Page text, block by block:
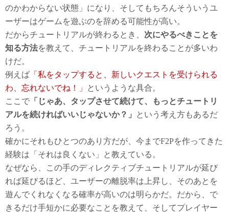
のかわからない状態」になり、そしてもちろんそういうユ
ーザーはゲームを遊ぶのを辞める可能性が高い。
だからチュートリアルが終わるとき、 次にやるべきことを
知る方法を教えて、チュートリアルを終わることが多いわ
けだ。
例えば 「私をタップすると、新しいクエストを受けられる
わ、忘れないでね！」
というような具合。
ここで 「じゃあ、タップさせて続けて、もっとチュートリ
アルを続ければいいじゃないか？」
という考え方もあるだ
ろう。
確かにそれもひとつのあり方だが、今までF2Pを作ってきた
経験は「それは良くない」と教えている。
なぜなら、この手のディレクティブチュートリアルが延び
れば延びるほど、ユーザーの離脱率は上昇し、そのあとを
遊んでくれなくなる確率が高いのは明らかだ。だから、で
きるだけ手短かに必要なことを教えて、そしてプレイヤー